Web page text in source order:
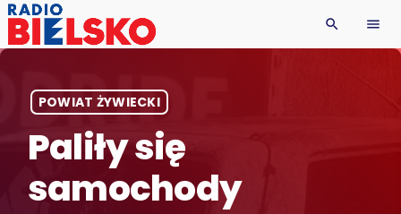
search menu
POWIAT ŻYWIECKI
Paliły się
samochody